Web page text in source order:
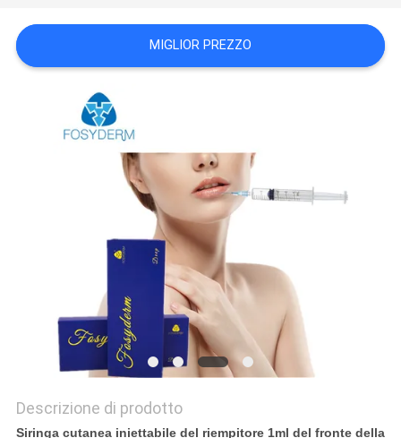
PREVENTIVO
SHOPPING
ONLINE
POLICY
MIGLIOR PREZZO
Descrizione di prodotto
Siringa cutanea iniettabile del riempitore 1ml del fronte della